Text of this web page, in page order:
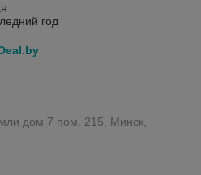
год
дом 7 пом. 215, Минск,